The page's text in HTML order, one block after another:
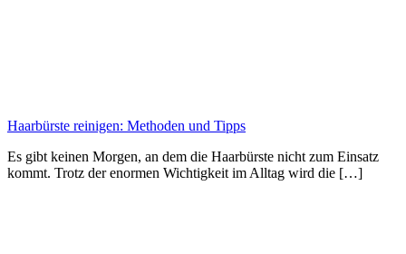
Haarbürste reinigen: Methoden und Tipps
Es gibt keinen Morgen, an dem die Haarbürste nicht zum Einsatz
kommt. Trotz der enormen Wichtigkeit im Alltag wird die […]